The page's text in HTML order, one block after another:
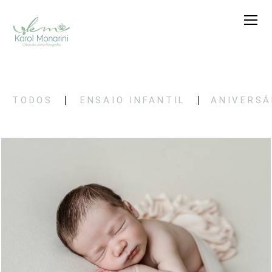
TODOS ENSAIO INFANTIL